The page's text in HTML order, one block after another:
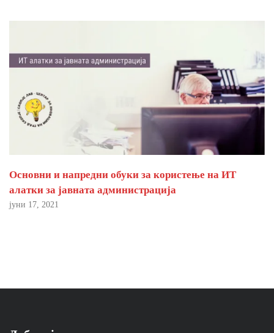
Основни и напредни обуки за користење на ИТ
алатки за јавната администрација
јуни 17, 2021